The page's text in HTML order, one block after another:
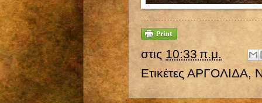
στις 10:33 π.μ.
Ετικέτες ΑΡΓΟΛΙΔΑ,